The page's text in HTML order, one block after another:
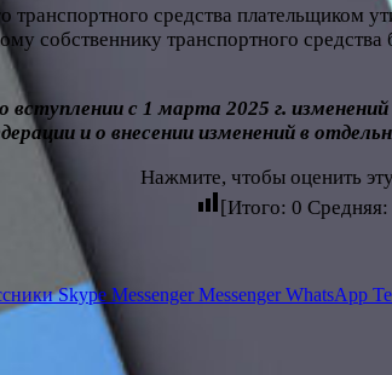
средства плательщиком
собственнику транспортного
с 1 марта 2025 г.
и о внесении изменений в
Нажмите, чтобы оценить
[Итого: 0 Средняя:
Skype Messenger Messenger WhatsApp